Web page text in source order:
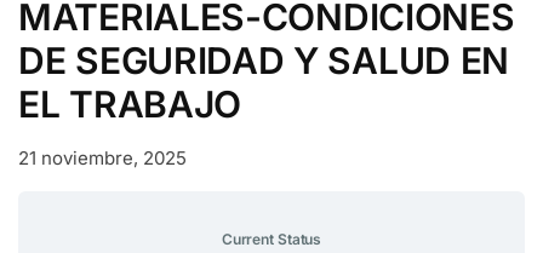
MATERIALES-CONDICIONES
DE SEGURIDAD Y SALUD EN
EL TRABAJO
21 noviembre, 2025
Current Status